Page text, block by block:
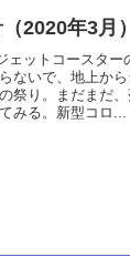
2020年3月）
ェットコースタ
ないで、地上か
祭り。まだまだ
みる。新型コロ...